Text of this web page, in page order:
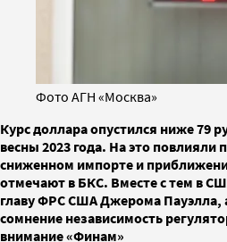
Фото АГН «Москва»
Курс доллара опустился ниже 79
весны 2023 года. На это
сниженном импорте и
отмечают в БКС. Вместе с тем в
главу ФРС США Джерома Пауэлла,
сомнение независимость
внимание «Финам»